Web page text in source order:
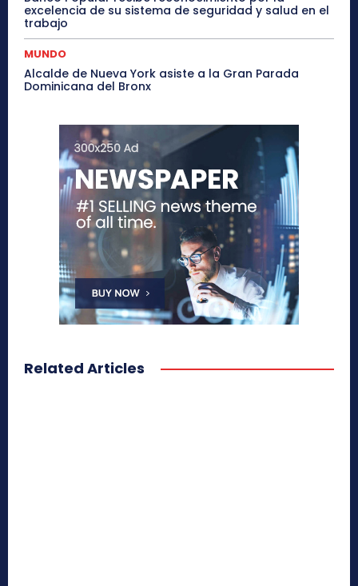
excelencia de su sistema de seguridad y salud en el
trabajo
MUNDO
Alcalde de Nueva York asiste a la Gran Parada
Dominicana del Bronx
Related Articles